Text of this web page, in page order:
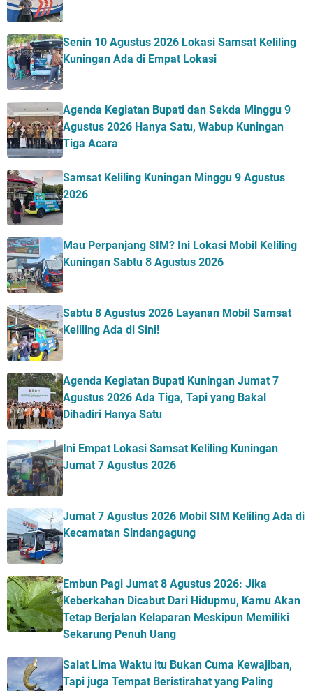
Senin 10 Agustus 2026 Lokasi Samsat Keliling
Kuningan Ada di Empat Lokasi
Agenda Kegiatan Bupati dan Sekda Minggu 9
Agustus 2026 Hanya Satu, Wabup Kuningan
Tiga Acara
Samsat Keliling Kuningan Minggu 9 Agustus
2026
Mau Perpanjang SIM? Ini Lokasi Mobil Keliling
Kuningan Sabtu 8 Agustus 2026
Sabtu 8 Agustus 2026 Layanan Mobil Samsat
Keliling Ada di Sini!
Agenda Kegiatan Bupati Kuningan Jumat 7
Agustus 2026 Ada Tiga, Tapi yang Bakal
Dihadiri Hanya Satu
Ini Empat Lokasi Samsat Keliling Kuningan
Jumat 7 Agustus 2026
Jumat 7 Agustus 2026 Mobil SIM Keliling Ada di
Kecamatan Sindangagung
Embun Pagi Jumat 8 Agustus 2026: Jika
Keberkahan Dicabut Dari Hidupmu, Kamu Akan
Tetap Berjalan Kelaparan Meskipun Memiliki
Sekarung Penuh Uang
Salat Lima Waktu itu Bukan Cuma Kewajiban,
Tapi juga Tempat Beristirahat yang Paling